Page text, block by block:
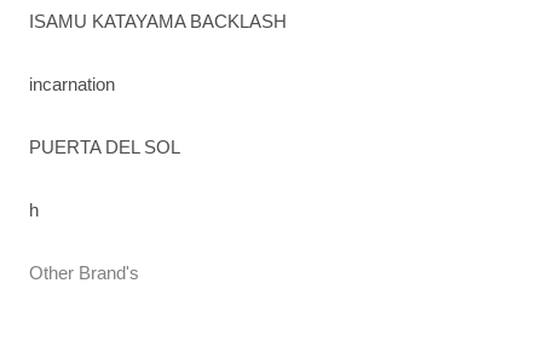
ISAMU KATAYAMA BACKLASH
incarnation
PUERTA DEL SOL
h
Other Brand's